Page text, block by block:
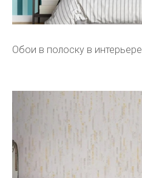
Обои в полоску в интерьере